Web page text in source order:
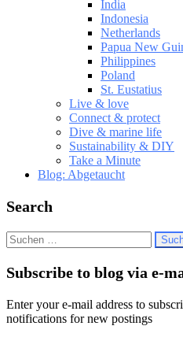
India
Indonesia
Netherlands
Papua New
Philippines
Poland
St. Eustatius
Live & love
Connect & protect
Dive & marine life
Sustainability & DIY
Take a Minute
Blog: Abgetaucht
Search
Suchen
nach:
Subscribe to blog via e-
Enter your e-mail address to
notifications for new postings